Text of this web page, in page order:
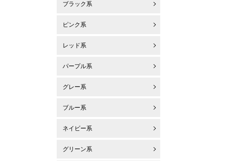
ブラック系
ピンク系
レッド系
パープル系
グレー系
ブルー系
ネイビー系
グリーン系